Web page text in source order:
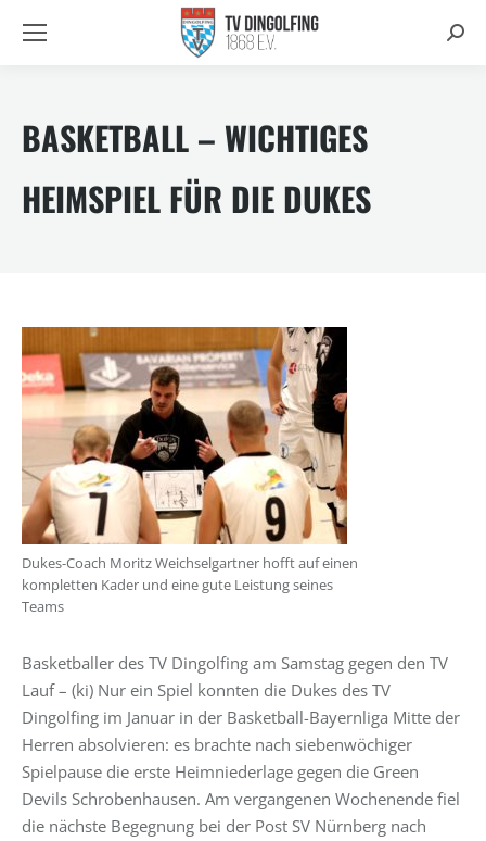
BASKETBALL – WICHTIGES
HEIMSPIEL FÜR DIE DUKES
Dukes-Coach Moritz Weichselgartner hofft auf einen
kompletten Kader und eine gute Leistung seines
Teams
Basketballer des TV Dingolfing am Samstag gegen den TV
Lauf – (ki) Nur ein Spiel konnten die Dukes des TV
Dingolfing im Januar in der Basketball-Bayernliga Mitte der
Herren absolvieren: es brachte nach siebenwöchiger
Spielpause die erste Heimniederlage gegen die Green
Devils Schrobenhausen. Am vergangenen Wochenende fiel
die nächste Begegnung bei der Post SV Nürnberg nach